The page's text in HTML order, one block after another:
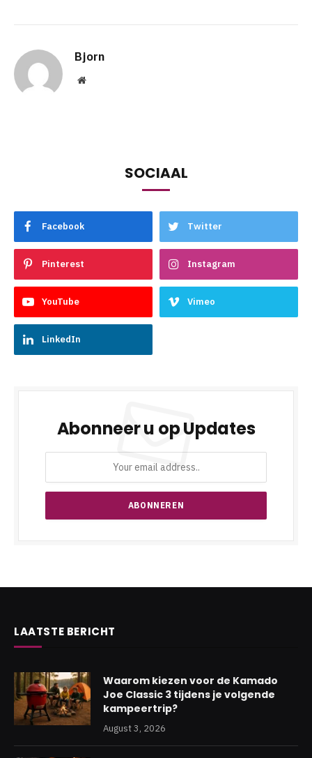
Bjorn
Website
SOCIAAL
Facebook Twitter
Pinterest Instagram
YouTube Vimeo
LinkedIn
Abonneer u op Updates
LAATSTE BERICHT
Waarom kiezen voor de Kamado
Joe Classic 3 tijdens je volgende
kampeertrip?
August 3, 2026